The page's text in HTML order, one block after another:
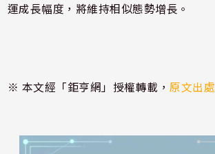
運成長幅度，將維持相似態勢增長。
※ 本文經「鉅亨網」授權轉載，原文出處